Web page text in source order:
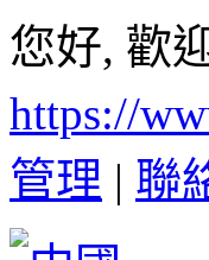
您好, 歡
https://
管理 | 聯